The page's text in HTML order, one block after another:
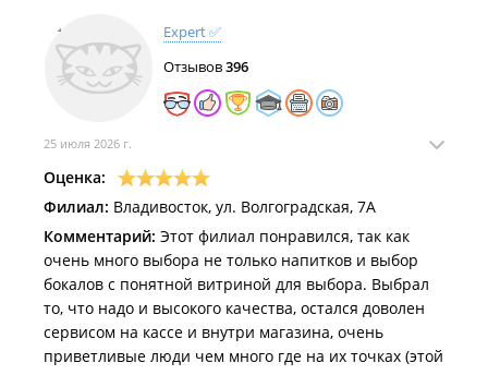
Expert ✅
Отзывов396
25 июля 2026 г.
Оценка:
Филиал: Владивосток, ул. Волгоградская, 7А
Комментарий: Этот филиал понравился, так как
очень много выбора не только напитков и выбор
бокалов с понятной витриной для выбора. Выбрал
то, что надо и высокого качества, остался доволен
сервисом на кассе и внутри магазина, очень
приветливые люди чем много где на их точках (этой